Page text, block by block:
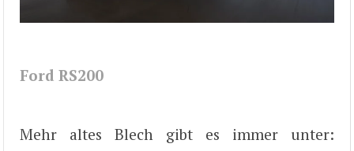
Ford RS200
Mehr altes Blech gibt es immer unter: